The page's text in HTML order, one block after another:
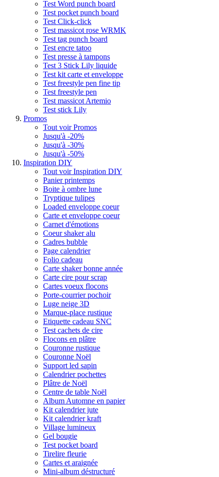
Test Word punch board
Test pocket punch board
Test Click-click
Test massicot rose WRMK
Test tag punch board
Test encre tatoo
Test presse à tampons
Test 3 Stick Lily liquide
Test kit carte et enveloppe
Test freestyle pen fine tip
Test freestyle pen
Test massicot Artemio
Test stick Lily
Promos
Tout voir Promos
Jusqu'à -20%
Jusqu'à -30%
Jusqu'à -50%
Inspiration DIY
Tout voir Inspiration DIY
Panier printemps
Boite à ombre lune
Tryptique tulipes
Loaded enveloppe coeur
Carte et enveloppe coeur
Carnet d'émotions
Coeur shaker alu
Cadres bubble
Page calendrier
Folio cadeau
Carte shaker bonne année
Carte cire pour scrap
Cartes voeux flocons
Porte-courrier pochoir
Luge neige 3D
Marque-place rustique
Etiquette cadeau SNC
Test cachets de cire
Flocons en plâtre
Couronne rustique
Couronne Noël
Support led sapin
Calendrier pochettes
Plâtre de Noël
Centre de table Noël
Album Automne en papier
Kit calendrier jute
Kit calendrier kraft
Village lumineux
Gel bougie
Test pocket board
Tirelire fleurie
Cartes et araignée
Mini-album déstructuré